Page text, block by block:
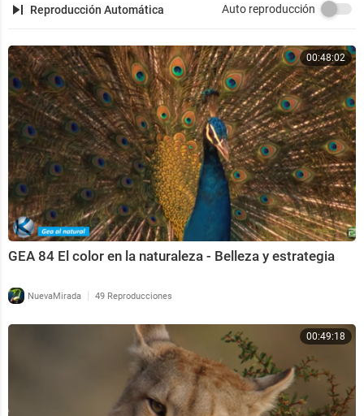
Reproducción Automática Auto reproducción
00:48:02
GEA 84 El color en la naturaleza - Belleza y estrategia
NuevaMirada | 49 Reproducciones
00:49:18